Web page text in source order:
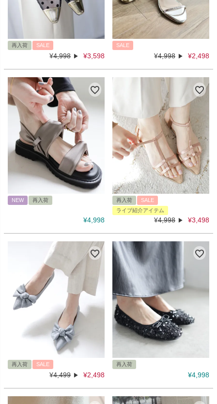
再入荷 SALE
¥4,998 ¥3,598
SALE
¥4,998 ¥2,498
NEW 再入荷
¥4,998
再入荷
SALE
ライブ紹介アイテム
¥4,998 ¥3,498
再入荷 SALE
¥4,499 ¥2,498
再入荷
¥4,998